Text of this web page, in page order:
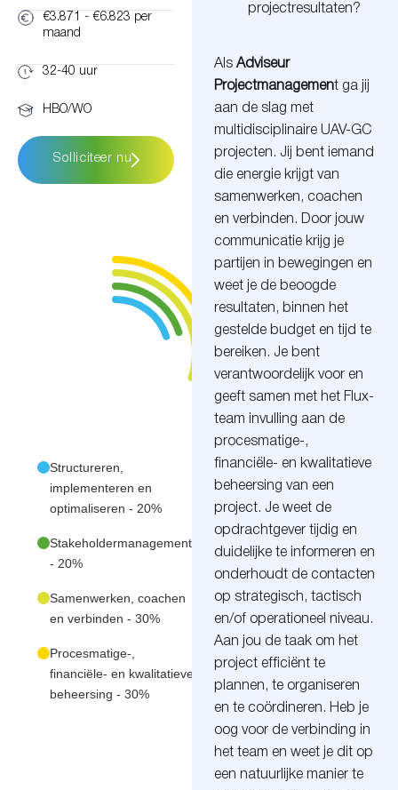
€3.871 - €6.823 per
maand
32-40 uur
HBO/WO
Solliciteer nu
Structureren,
implementeren en
optimaliseren - 20%
Stakeholdermanagement
- 20%
Samenwerken, coachen
en verbinden - 30%
Procesmatige-,
financiële- en kwalitatieve
beheersing - 30%
projectresultaten?
AlsAdviseur
Projectmanagement ga jij
aan de slag met
multidisciplinaire UAV-GC
projecten. Jij bent iemand
die energie krijgt van
samenwerken, coachen
en verbinden. Door jouw
communicatie krijg je
partijen in bewegingen en
weet je de beoogde
resultaten, binnen het
gestelde budget en tijd te
bereiken. Je bent
verantwoordelijk voor en
geeft samen met het Flux-
team invulling aan de
procesmatige-,
financiële- en kwalitatieve
beheersing van een
project. Je weet de
opdrachtgever tijdig en
duidelijke te informeren en
onderhoudt de contacten
op strategisch, tactisch
en/of operationeel niveau.
Aan jou de taak om het
project efficiënt te
plannen, te organiseren
en te coördineren. Heb je
oog voor de verbinding in
het team en weet je dit op
een natuurlijke manier te